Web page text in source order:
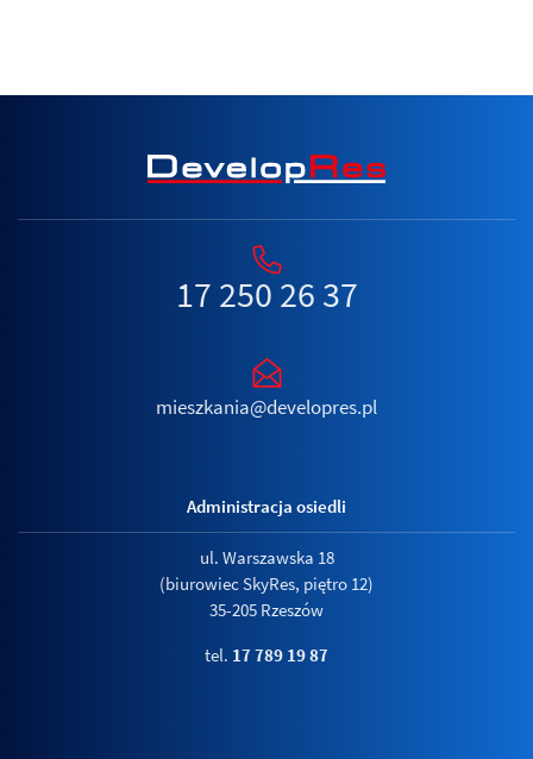
17 250 26 37
mieszkania@developres.pl
Administracja osiedli
ul. Warszawska 18
(biurowiec SkyRes, piętro 12)
35-205 Rzeszów
tel. 17 789 19 87